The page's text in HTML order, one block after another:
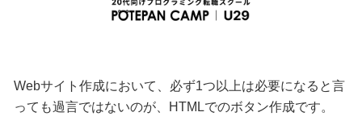
Webサイト作成において、必ず1つ以上は必要になると言
っても過言ではないのが、HTMLでのボタン作成です。